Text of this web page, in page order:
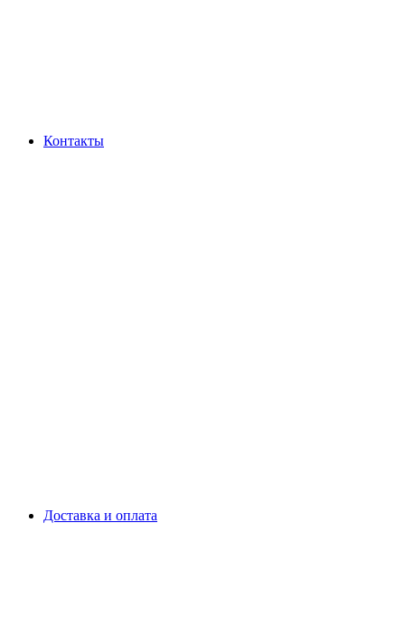
Контакты
Доставка и оплата